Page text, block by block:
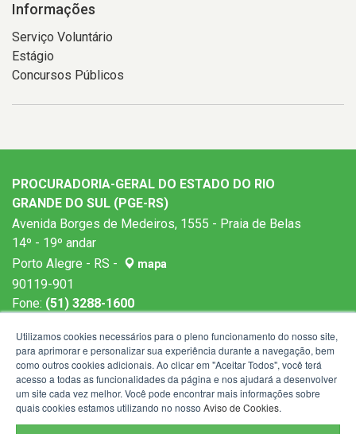
Informações
Serviço Voluntário
Estágio
Concursos Públicos
PROCURADORIA-GERAL DO ESTADO DO RIO
GRANDE DO SUL (PGE-RS)
Avenida Borges de Medeiros, 1555 - Praia de Belas
14º - 19º andar
Porto Alegre - RS -
mapa
90119-901
Fone: (51) 3288-1600
Utilizamos cookies necessários para o pleno funcionamento do nosso site,
para aprimorar e personalizar sua experiência durante a navegação, bem
como outros cookies adicionais. Ao clicar em "Aceitar Todos", você terá
acesso a todas as funcionalidades da página e nos ajudará a desenvolver
um site cada vez melhor. Você pode encontrar mais informações sobre
quais cookies estamos utilizando no nosso Aviso de Cookies.